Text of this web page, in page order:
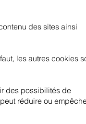
des sites ainsi
les autres cookies
des possibilités de
réduire ou